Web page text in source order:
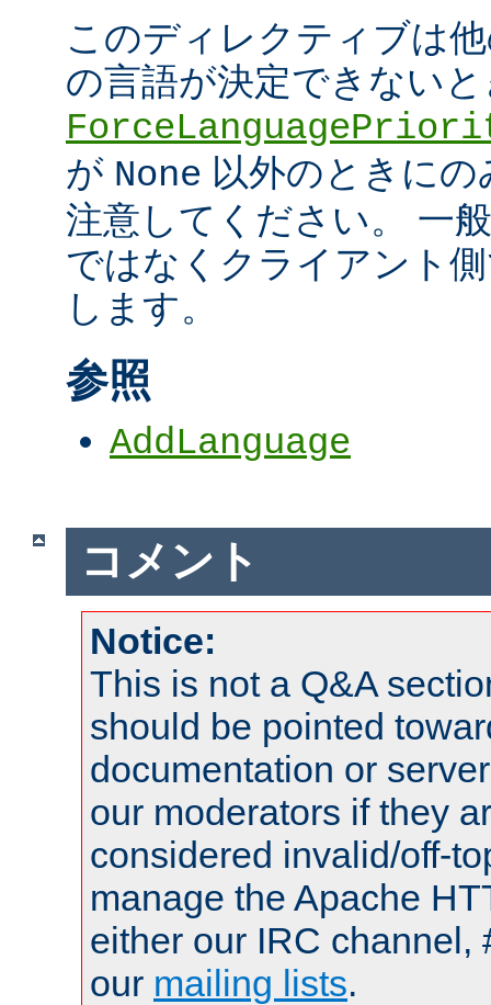
このディレクティブは
の言語が決定できない
が None 以外のときに
注意してください。 一
ではなくクライアント
します。
参照
AddLanguage
コメント
Notice:
This is not a Q&A
should be pointed
documentation or
our moderators if they
considered invalid/off-
manage the Apache
either our IRC channel,
our mailing lists.